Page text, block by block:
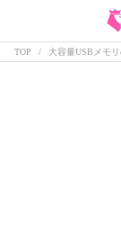
TOP 大容量USBメモ